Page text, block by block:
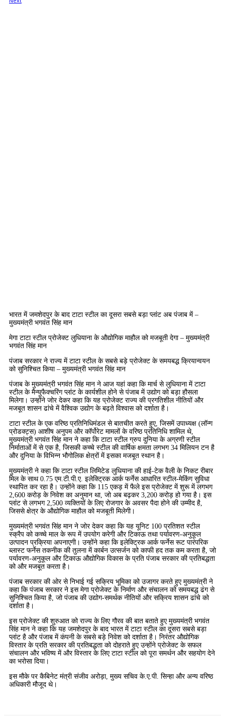
भारत में जमशेदपुर के बाद टाटा स्टील का दूसरा सबसे बड़ा प्लांट अब पंजाब में –
मुख्यमंत्री भगवंत सिंह मान
मेगा टाटा स्टील प्रोजेक्ट लुधियाना के औद्योगिक माहौल को मजबूती देगा – मुख्यमंत्री
भगवंत सिंह मान
पंजाब सरकार ने राज्य में टाटा स्टील के सबसे बड़े प्रोजेक्ट के समयबद्ध क्रियान्वयन
को सुनिश्चित किया – मुख्यमंत्री भगवंत सिंह मान
पंजाब के मुख्यमंत्री भगवंत सिंह मान ने आज यहां कहा कि मार्च से लुधियाना में टाटा
स्टील के मैन्युफैक्चरिंग प्लांट के कार्यशील होने से पंजाब में उद्योग को बड़ा हौसला
मिलेगा। उन्होंने जोर देकर कहा कि यह प्रोजेक्ट राज्य की प्रगतिशील नीतियों और
मजबूत शासन ढांचे में वैश्विक उद्योग के बढ़ते विश्वास को दर्शाता है।
टाटा स्टील के एक वरिष्ठ प्रतिनिधिमंडल से बातचीत करते हुए, जिसमें उपाध्यक्ष (लॉन्ग
प्रोडक्ट्स) आशीष अनुपम और कॉर्पोरेट मामलों के वरिष्ठ प्रतिनिधि शामिल थे,
मुख्यमंत्री भगवंत सिंह मान ने कहा कि टाटा स्टील ग्रुप दुनिया के अग्रणी स्टील
निर्माताओं में से एक है, जिसकी कच्चे स्टील की वार्षिक क्षमता लगभग 34 मिलियन टन है
और दुनिया के विभिन्न भौगोलिक क्षेत्रों में इसका मजबूत स्थान है।
मुख्यमंत्री ने कहा कि टाटा स्टील लिमिटेड लुधियाना की हाई-टेक वैली के निकट रीबार
मिल के साथ 0.75 एम.टी.पी.ए. इलेक्ट्रिक आर्क फर्नेस आधारित स्टील-मेकिंग सुविधा
स्थापित कर रहा है। उन्होंने कहा कि 115 एकड़ में फैले इस प्रोजेक्ट में शुरू में लगभग
2,600 करोड़ के निवेश का अनुमान था, जो अब बढ़कर 3,200 करोड़ हो गया है। इस
प्लांट से लगभग 2,500 व्यक्तियों के लिए रोजगार के अवसर पैदा होने की उम्मीद है,
जिससे क्षेत्र के औद्योगिक माहौल को मजबूती मिलेगी।
मुख्यमंत्री भगवंत सिंह मान ने जोर देकर कहा कि यह यूनिट 100 प्रतिशत स्टील
स्क्रैप को कच्चे माल के रूप में उपयोग करेगी और टिकाऊ तथा पर्यावरण-अनुकूल
उत्पादन प्रक्रिया अपनाएगी। उन्होंने कहा कि इलेक्ट्रिक आर्क फर्नेस रूट पारंपरिक
ब्लास्ट फर्नेस तकनीक की तुलना में कार्बन उत्सर्जन को काफी हद तक कम करता है, जो
पर्यावरण-अनुकूल और टिकाऊ औद्योगिक विकास के प्रति पंजाब सरकार की प्रतिबद्धता
को और मजबूत करता है।
पंजाब सरकार की ओर से निभाई गई सक्रिय भूमिका को उजागर करते हुए मुख्यमंत्री ने
कहा कि पंजाब सरकार ने इस मेगा प्रोजेक्ट के निर्माण और संचालन को समयबद्ध ढंग से
सुनिश्चित किया है, जो पंजाब की उद्योग-समर्थक नीतियों और सक्रिय शासन ढांचे को
दर्शाता है।
इस प्रोजेक्ट की शुरुआत को राज्य के लिए गौरव की बात बताते हुए मुख्यमंत्री भगवंत
सिंह मान ने कहा कि यह जमशेदपुर के बाद भारत में टाटा स्टील का दूसरा सबसे बड़ा
प्लांट है और पंजाब में कंपनी के सबसे बड़े निवेश को दर्शाता है। निरंतर औद्योगिक
विस्तार के प्रति सरकार की प्रतिबद्धता को दोहराते हुए उन्होंने प्रोजेक्ट के सफल
संचालन और भविष्य में और विस्तार के लिए टाटा स्टील को पूरा समर्थन और सहयोग देने
का भरोसा दिया।
इस मौके पर कैबिनेट मंत्री संजीव अरोड़ा, मुख्य सचिव के.ए.पी. सिन्हा और अन्य वरिष्ठ
अधिकारी मौजूद थे।